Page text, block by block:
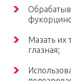
Мазать их
глазная;